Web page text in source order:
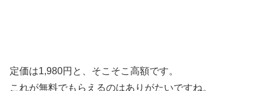
定価は1,980円と、そこそこ高額です。
これが無料でもらえるのはありがたいですね。